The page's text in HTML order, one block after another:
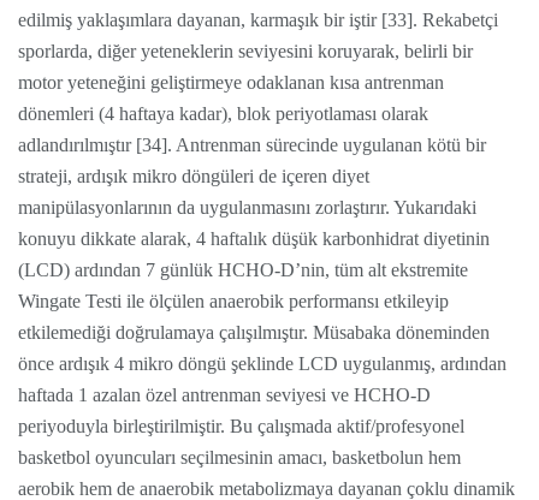
edilmiş yaklaşımlara dayanan, karmaşık bir iştir [33]. Rekabetçi
sporlarda, diğer yeteneklerin seviyesini koruyarak, belirli bir
motor yeteneğini geliştirmeye odaklanan kısa antrenman
dönemleri (4 haftaya kadar), blok periyotlaması olarak
adlandırılmıştır [34]. Antrenman sürecinde uygulanan kötü bir
strateji, ardışık mikro döngüleri de içeren diyet
manipülasyonlarının da uygulanmasını zorlaştırır. Yukarıdaki
konuyu dikkate alarak, 4 haftalık düşük karbonhidrat diyetinin
(LCD) ardından 7 günlük HCHO-D’nin, tüm alt ekstremite
Wingate Testi ile ölçülen anaerobik performansı etkileyip
etkilemediği doğrulamaya çalışılmıştır. Müsabaka döneminden
önce ardışık 4 mikro döngü şeklinde LCD uygulanmış, ardından
haftada 1 azalan özel antrenman seviyesi ve HCHO-D
periyoduyla birleştirilmiştir. Bu çalışmada aktif/profesyonel
basketbol oyuncuları seçilmesinin amacı, basketbolun hem
aerobik hem de anaerobik metabolizmaya dayanan çoklu dinamik